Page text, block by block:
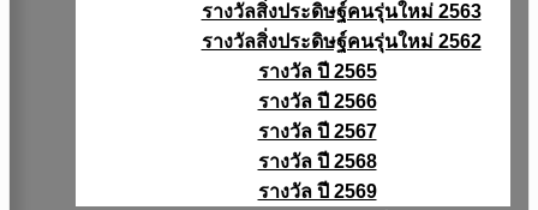
รางวัลสิ่งประดิษฐ์คนรุ่นใหม่ 2563
รางวัลสิ่งประดิษฐ์คนรุ่นใหม่ 2562
รางวัล ปี 2565
รางวัล ปี 2566
รางวัล ปี 2567
รางวัล ปี 2568
รางวัล ปี 2569